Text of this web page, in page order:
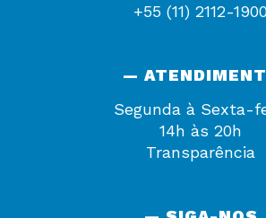
+55 (11) 2112-
—
Segunda à Sexta-
14h às 20h
Transparência